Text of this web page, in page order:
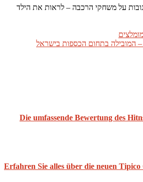
על משחקי הרכבה – לראות את הילד
המובילה בתחום הכספות בישראל
Die umfassende Bewertung des
Erfahren Sie alles über die neuen Tipico